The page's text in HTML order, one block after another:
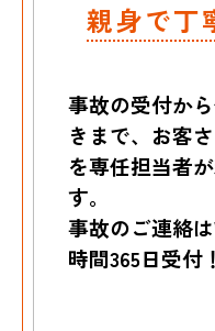
親身で丁
事故の受付か
きまで、お客
を専任担当者
す。
事故のご連絡
時間365日受付！